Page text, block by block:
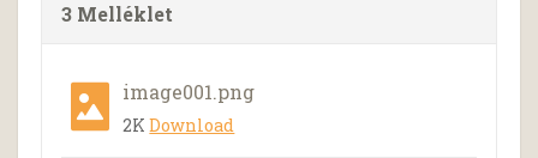
3 Melléklet
image001.png
2KDownload